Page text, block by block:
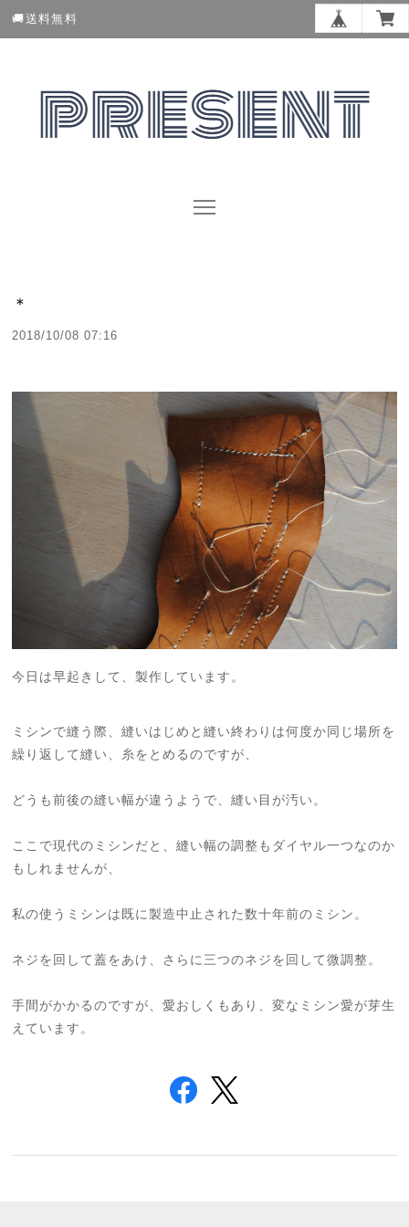
🚚送料無料
＊
2018/10/08 07:16
今日は早起きして、製作しています。
ミシンで縫う際、縫いはじめと縫い終わりは何度か同じ場所を
繰り返して縫い、糸をとめるのですが、
どうも前後の縫い幅が違うようで、縫い目が汚い。
ここで現代のミシンだと、縫い幅の調整もダイヤル一つなのか
もしれませんが、
私の使うミシンは既に製造中止された数十年前のミシン。
ネジを回して蓋をあけ、さらに三つのネジを回して微調整。
手間がかかるのですが、愛おしくもあり、変なミシン愛が芽生
えています。